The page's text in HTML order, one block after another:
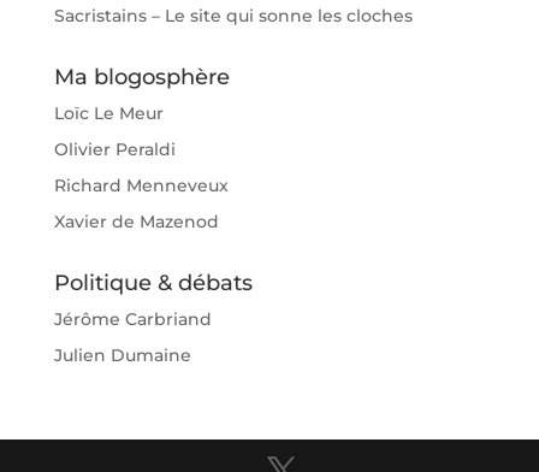
Sacristains – Le site qui sonne les cloches
Ma blogosphère
Loïc Le Meur
Olivier Peraldi
Richard Menneveux
Xavier de Mazenod
Politique & débats
Jérôme Carbriand
Julien Dumaine